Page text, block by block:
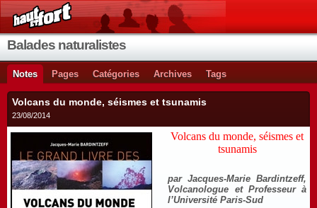
Balades naturalistes
Notes Pages Catégories Archives Tags
Volcans du monde, séismes et tsunamis
23/08/2014
Volcans du monde, séismes et
tsunamis
par Jacques-Marie Bardintzeff,
Volcanologue et Professeur à
l’Université Paris-Sud